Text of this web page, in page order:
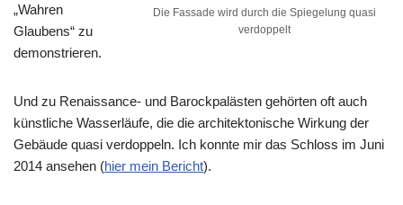
Die Fassade wird durch die Spiegelung quasi
verdoppelt
„Wahren
Glaubens“ zu
demonstrieren.
Und zu Renaissance- und Barockpalästen gehörten oft auch
künstliche Wasserläufe, die die architektonische Wirkung der
Gebäude quasi verdoppeln. Ich konnte mir das Schloss im Juni
2014 ansehen (hier mein Bericht).